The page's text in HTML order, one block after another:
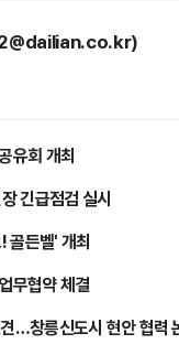
유회 개최
긴급점검 실시
골든벨' 개최
무협약 체결
…창릉신도시 현안 협력